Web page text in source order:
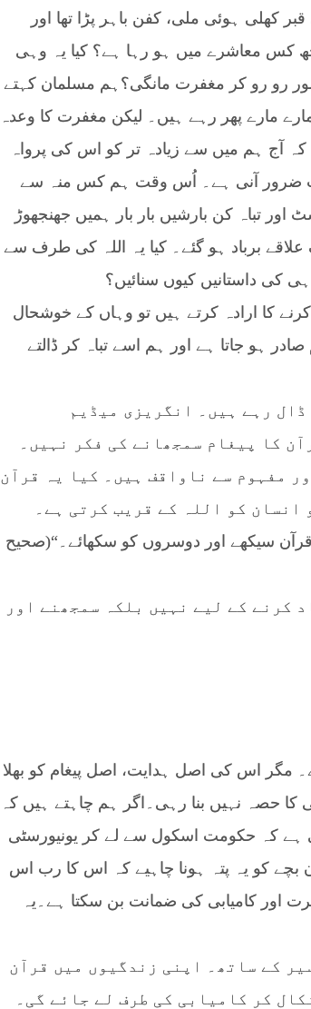
کھلی ہوئی ملی، کفن باہر پڑا تھا اور
کس معاشرے میں ہو رہا ہے؟ کیا یہ وہی
رو رو کر مغفرت مانگی؟ہم مسلمان کہتے
مارے پھر رہے ہیں۔ لیکن مغفرت کا وعدہ
آج ہم میں سے زیادہ تر کو اس کی پرواہ
ضرور آنی ہے۔ اُس وقت ہم کس منہ سے
تباہ کن بارشیں بار بار ہمیں جھنجھوڑ
برباد ہو گئے۔ کیا یہ اللہ کی طرف سے
کی داستانیں کیوں سنائیں؟
کا ارادہ کرتے ہیں تو وہاں کے خوشحال
ہو جاتا ہے اور ہم اسے تباہ کر ڈالتے
رہے ہیں۔ انگریزی میڈیم
کا پیغام سمجھانے کی فکر نہیں۔
مفہوم سے ناواقف ہیں۔ کیا یہ قرآن
کو اللہ کے قریب کرتی ہے۔
سیکھے اور دوسروں کو سکھائے۔“(صحیح
کرنے کے لیے نہیں بلکہ سمجھنے اور
مگر اس کی اصل ہدایت، اصل پیغام کو بھلا
حصہ نہیں بنا رہی۔اگر ہم چاہتے ہیں کہ
ہے کہ حکومت اسکول سے لے کر یونیورسٹی
بچے کو یہ پتہ ہونا چاہیے کہ اس کا رب اس
اور کامیابی کی ضمانت بن سکتا ہے۔یہ
کے ساتھ۔ اپنی زندگیوں میں قرآن
کر کامیابی کی طرف لے جائے گی۔